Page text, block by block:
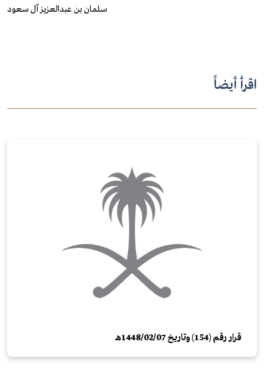
سلمان بن عبدالعزيز آل سعود
اقرأ أيضاً
قرار رقم (154) وتاريخ 1448/02/07هـ